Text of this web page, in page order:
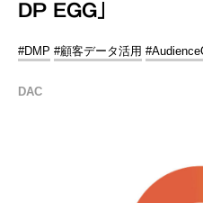
DP EGG」
#DMP #顧客データ活用
DAC